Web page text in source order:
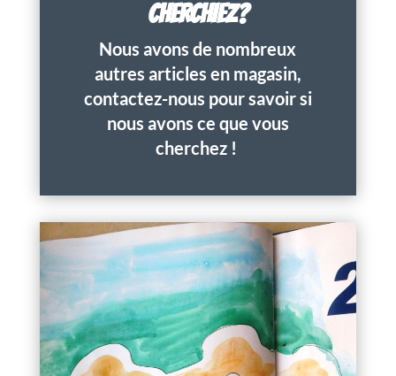
CHERCHIEZ?
Nous avons de nombreux
autres articles en magasin,
contactez-nous pour savoir si
nous avons ce que vous
cherchez !